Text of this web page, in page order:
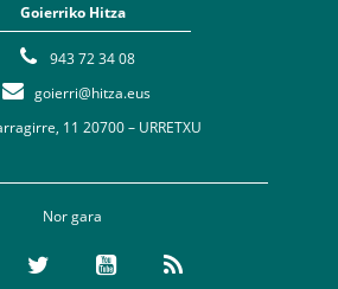
Goierriko Hitza
943 72 34 08
goierri@hitza.eus
11 20700 – URRETXU
Nor gara